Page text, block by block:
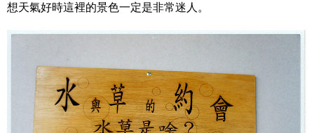
想天氣好時這裡的景色一定是非常迷人。